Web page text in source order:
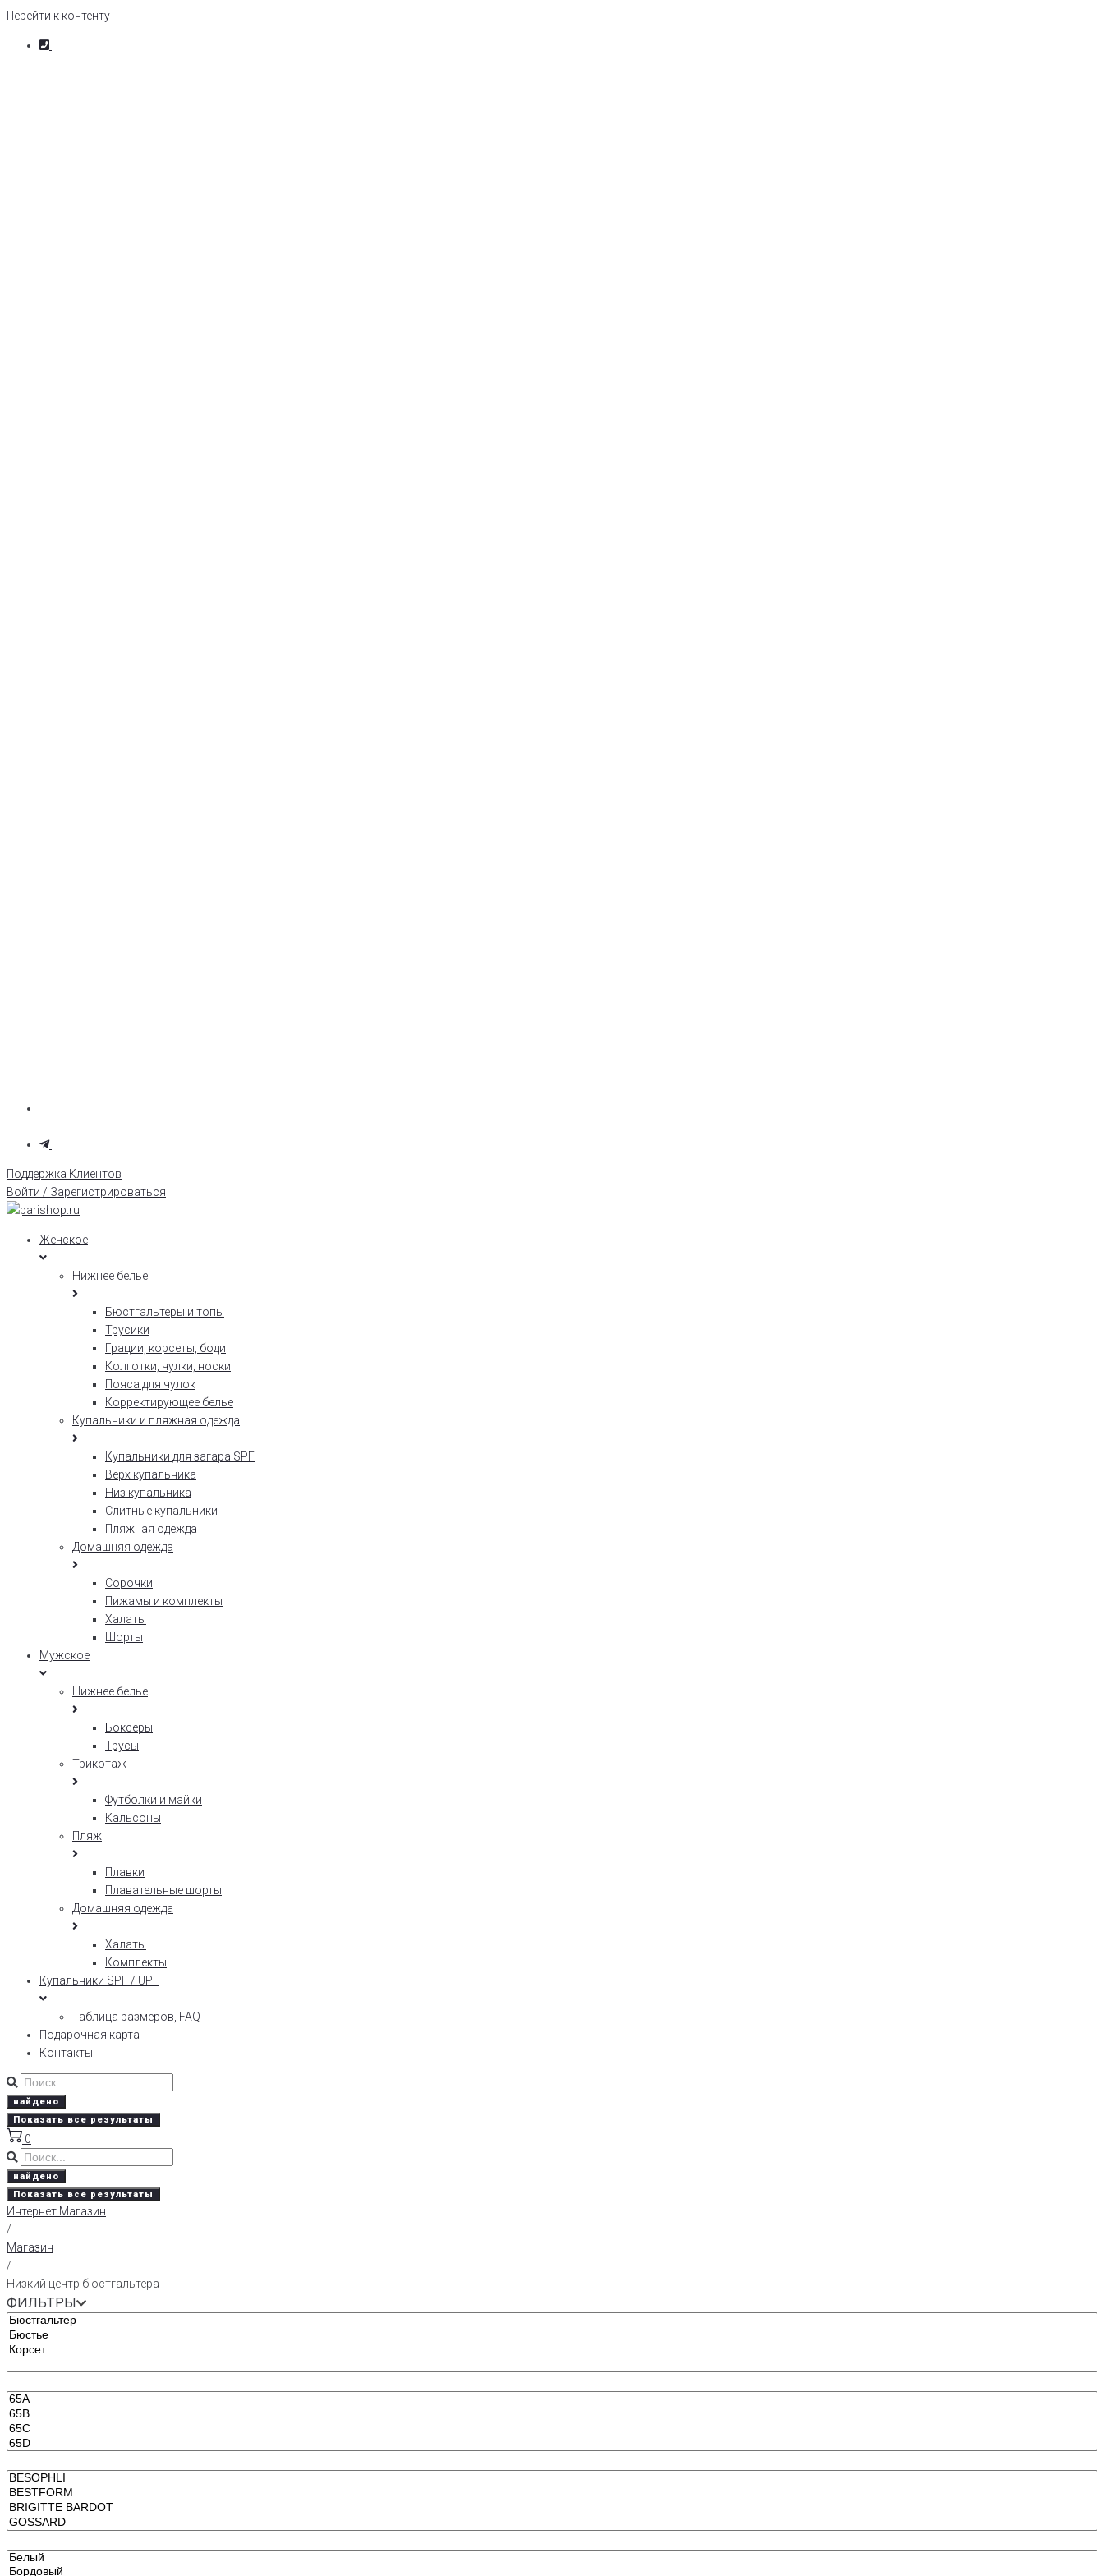
Перейти к контенту
Поддержка Клиентов
Войти / Зарегистрироваться
Женское
Нижнее белье
Бюстгальтеры и топы
Трусики
Грации, корсеты, боди
Колготки, чулки, носки
Пояса для чулок
Корректирующее белье
Купальники и пляжная одежда
Купальники для загара SPF
Верх купальника
Низ купальника
Слитные купальники
Пляжная одежда
Домашняя одежда
Сорочки
Пижамы и комплекты
Халаты
Шорты
Мужское
Нижнее белье
Боксеры
Трусы
Трикотаж
Футболки и майки
Кальсоны
Пляж
Плавки
Плавательные шорты
Домашняя одежда
Халаты
Комплекты
Купальники SPF / UPF
Таблица размеров, FAQ
Подарочная карта
Контакты
найдено
Показать все результаты
0
найдено
Показать все результаты
Интернет Магазин
/
Магазин
/
Низкий центр бюстгальтера
ФИЛЬТРЫ